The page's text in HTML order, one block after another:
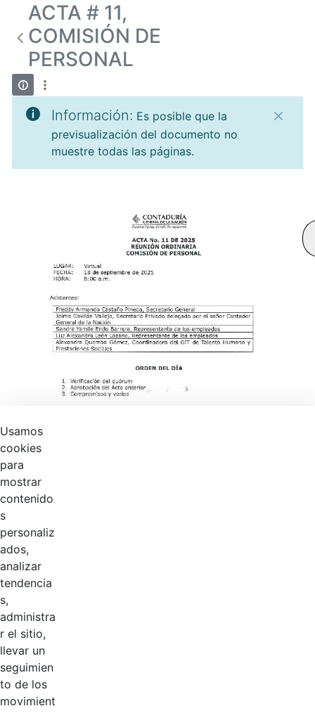
ACTA # 11,
COMISIÓN DE
PERSONAL
Información: Es posible que la
previsualización del documento no
muestre todas las páginas.
Productos
AÑADIR COMENTARIOS
Usamos
cookies
para
mostrar
contenido
s
personaliz
ados,
analizar
tendencia
s,
administra
r el sitio,
llevar un
seguimien
to de los
movimient